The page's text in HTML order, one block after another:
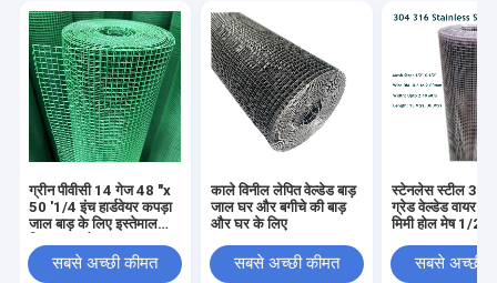
ग्रीन पीवीसी 14 गेज 48 "x
50 '1/4 इंच हार्डवेयर कपड़ा
जाल बाड़ के लिए इस्तेमाल
सबसे अच्छी कीमत
काले विनील लेपित वेल्डेड बाड़
जाल घर और बगीचे की बाड़
और घर के लिए
सबसे अच्छी कीमत
स्टेनलेस स्टील
ग्रेड वेल्डेड वायर
मिमी होल मेष 1/2
सबसे अच्छी